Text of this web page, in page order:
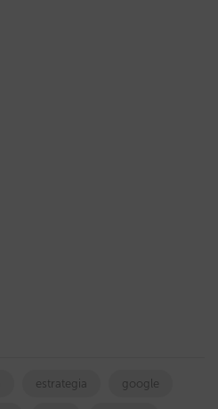
estrategia google